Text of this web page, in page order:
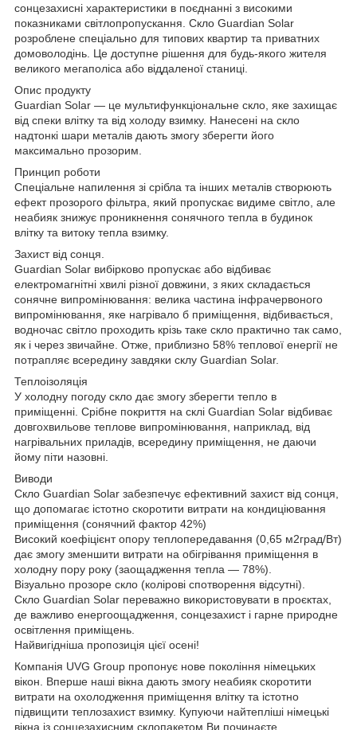
сонцезахисні характеристики в поєднанні з високими
показниками світлопропускання. Скло Guardian Solar
розроблене спеціально для типових квартир та приватних
домоволодінь. Це доступне рішення для будь-якого жителя
великого мегаполіса або віддаленої станиці.
Опис продукту
Guardian Solar — це мультифункціональне скло, яке захищає
від спеки влітку та від холоду взимку. Нанесені на скло
надтонкі шари металів дають змогу зберегти його
максимально прозорим.
Принцип роботи
Спеціальне напилення зі срібла та інших металів створюють
ефект прозорого фільтра, який пропускає видиме світло, але
неабияк знижує проникнення сонячного тепла в будинок
влітку та витоку тепла взимку.
Захист від сонця.
Guardian Solar вибірково пропускає або відбиває
електромагнітні хвилі різної довжини, з яких складається
сонячне випромінювання: велика частина інфрачервоного
випромінювання, яке нагрівало б приміщення, відбивається,
водночас світло проходить крізь таке скло практично так само,
як і через звичайне. Отже, приблизно 58% теплової енергії не
потрапляє всередину завдяки склу Guardian Solar.
Теплоізоляція
У холодну погоду скло дає змогу зберегти тепло в
приміщенні. Срібне покриття на склі Guardian Solar відбиває
довгохвильове теплове випромінювання, наприклад, від
нагрівальних приладів, всередину приміщення, не даючи
йому піти назовні.
Виводи
Скло Guardian Solar забезпечує ефективний захист від сонця,
що допомагає істотно скоротити витрати на кондиціювання
приміщення (сонячний фактор 42%)
Високий коефіцієнт опору теплопередавання (0,65 м2град/Вт)
дає змогу зменшити витрати на обігрівання приміщення в
холодну пору року (заощадження тепла — 78%).
Візуально прозоре скло (колірові спотворення відсутні).
Скло Guardian Solar переважно використовувати в проєктах,
де важливо енергоощадження, сонцезахист і гарне природне
освітлення приміщень.
Найвигідніша пропозиція цієї осені!
Компанія UVG Group пропонує нове покоління німецьких
вікон. Вперше наші вікна дають змогу неабияк скоротити
витрати на охолодження приміщення влітку та істотно
підвищити теплозахист взимку. Купуючи найтепліші німецькі
вікна із сонцезахисним склопакетом Ви починаєте